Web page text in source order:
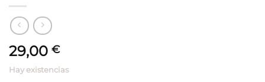
29,00 €
Hay existencias